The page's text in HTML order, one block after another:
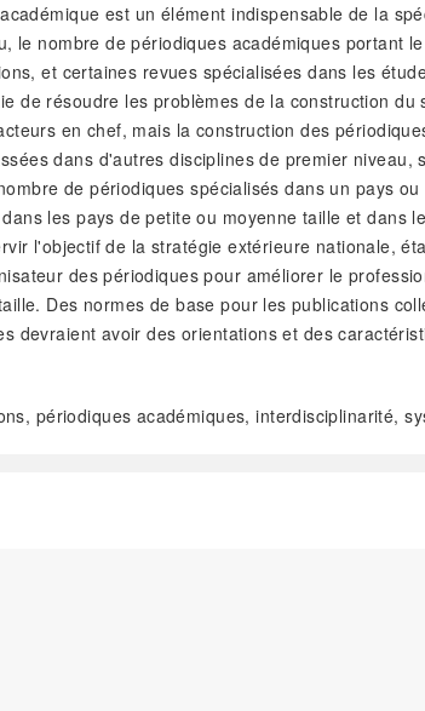
est un élément indispensable de la
le nombre de périodiques académiques portant
et certaines revues spécialisées dans les
de résoudre les problèmes de la construction
en chef, mais la construction des
dans d'autres disciplines de premier
de périodiques spécialisés dans un pays
les pays de petite ou moyenne taille et
l'objectif de la stratégie extérieure nationale,
des périodiques pour améliorer le
Des normes de base pour les publications
devraient avoir des orientations et des
périodiques académiques, interdisciplinarité,